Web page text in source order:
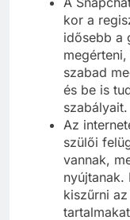
kor a
idősebb a
szabad
és be is
szabályait.
Az
szülői
vannak,
nyújtanak.
kiszűrni